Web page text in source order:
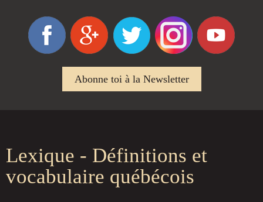
Abonne toi à la Newsletter
Lexique - Définitions et
vocabulaire québécois